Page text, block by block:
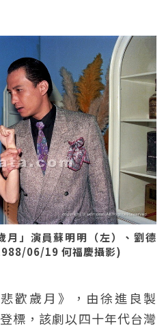
月」演員蘇明明（左）、劉德
06/19 何福慶攝影)
歡歲月》，由徐進良製
標，該劇以四十年代台灣